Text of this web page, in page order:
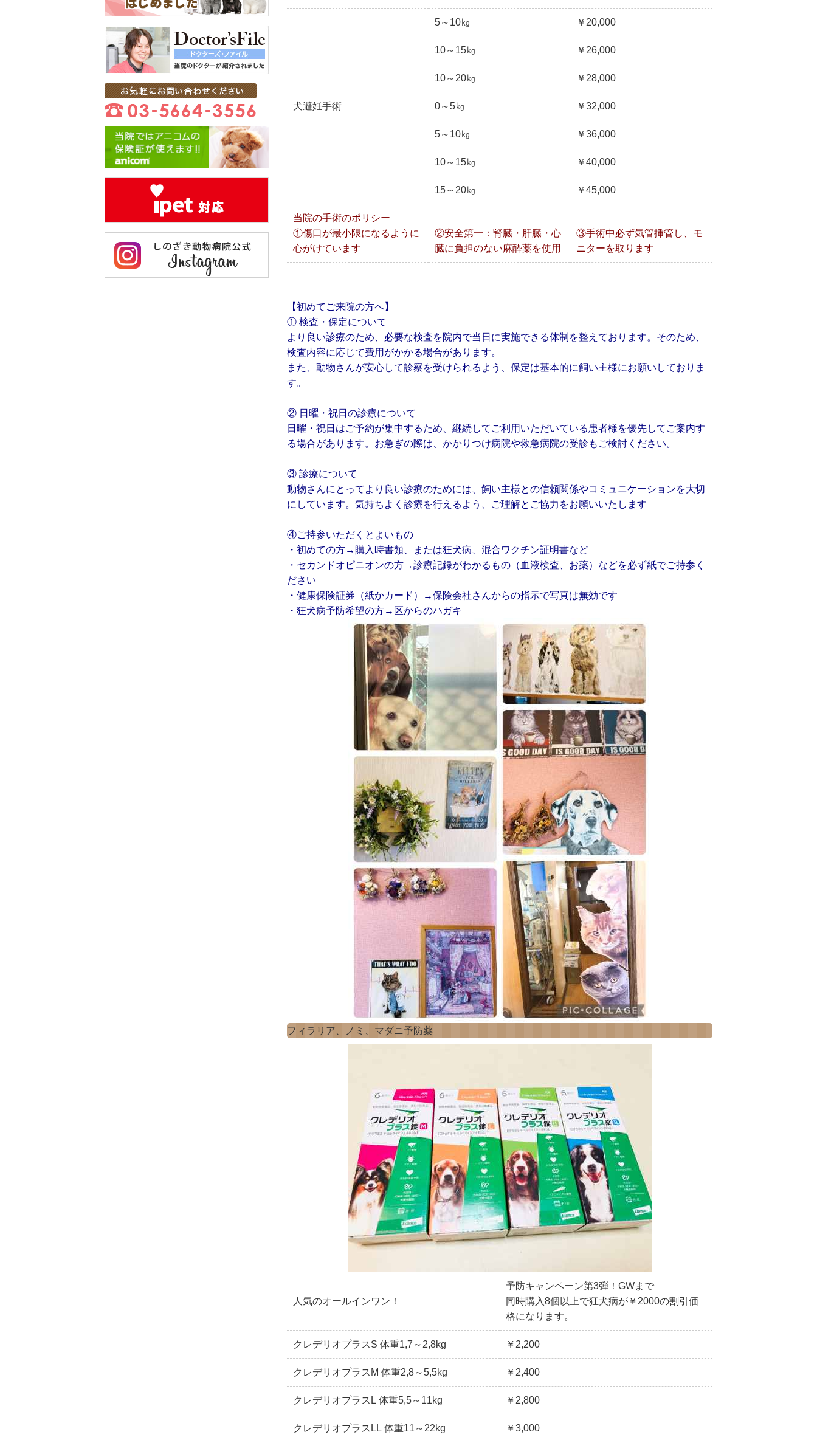
5～10㎏ ￥20,000
10～15㎏ ￥26,000
10～20㎏ ￥28,000
犬避妊手術 0～5㎏ ￥32,000
5～10㎏ ￥36,000
10～15㎏ ￥40,000
15～20㎏ ￥45,000
当院の手術のポリシー
①傷口が最小限になるように
心がけています
②安全第一：腎臓・肝臓・心
臓に負担のない麻酔薬を使用
③手術中必ず気管挿管し、モ
ニターを取ります
【初めてご来院の方へ】
① 検査・保定について
より良い診療のため、必要な検査を院内で当日に実施できる体制を整えております。そのため、
検査内容に応じて費用がかかる場合があります。
また、動物さんが安心して診察を受けられるよう、保定は基本的に飼い主様にお願いしておりま
す。
② 日曜・祝日の診療について
日曜・祝日はご予約が集中するため、継続してご利用いただいている患者様を優先してご案内す
る場合があります。お急ぎの際は、かかりつけ病院や救急病院の受診もご検討ください。
③ 診療について
動物さんにとってより良い診療のためには、飼い主様との信頼関係やコミュニケーションを大切
にしています。気持ちよく診療を行えるよう、ご理解とご協力をお願いいたします
④ご持参いただくとよいもの
・初めての方→購入時書類、または狂犬病、混合ワクチン証明書など
・セカンドオピニオンの方→診療記録がわかるもの（血液検査、お薬）などを必ず紙でご持参く
ださい
・健康保険証券（紙かカード）→保険会社さんからの指示で写真は無効です
・狂犬病予防希望の方→区からのハガキ
フィラリア、ノミ、マダニ予防薬
人気のオールインワン！
予防キャンペーン第3弾！GWまで
同時購入8個以上で狂犬病が￥2000の割引価
格になります。
クレデリオプラスS 体重1,7～2,8kg ￥2,200
クレデリオプラスM 体重2,8～5,5kg ￥2,400
クレデリオプラスL 体重5,5～11kg ￥2,800
クレデリオプラスLL 体重11～22kg ￥3,000